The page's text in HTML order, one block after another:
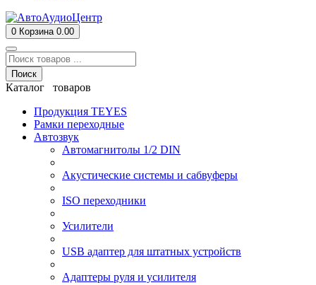
0 Корзина 0.00
Поиск
Каталог товаров
Продукция TEYES
Рамки переходные
Автозвук
Автомагнитолы 1/2 DIN
Акустические системы и сабвуферы
ISO переходники
Усилители
USB адаптер для штатных устройств
Адаптеры руля и усилителя